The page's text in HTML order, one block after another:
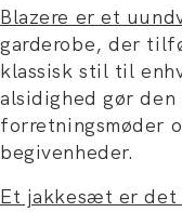
Blazere er et
garderobe, der
klassisk stil til
alsidighed gør
forretningsmøder
begivenheder.
Et jakkesæt er